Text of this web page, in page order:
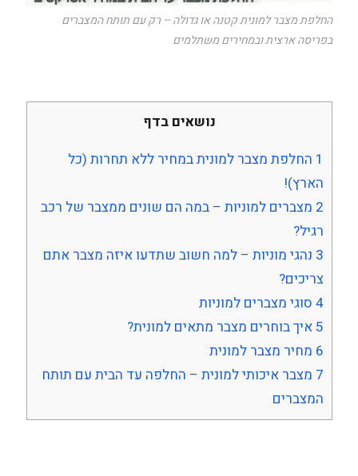
החלפת מצבר למונית קטנה או גדולה – רק עם תותח המצברים
בפריסה ארצית ובמחירים משתלמים
נושאים בדף
1 החלפת מצבר למונית במחיר ללא תחרות (כל
הארץ)!
2 מצברים למוניות – במה הם שונים ממצבר של רכב
רגיל?
3 נהגי מוניות – למה חשוב שתדעו איזה מצבר אתם
צריכים?
4 סוגי מצברים למוניות
5 איך בוחרים מצבר מתאים למונית?
6 מחיר מצבר למונית
7 מצבר איכותי למונית – החלפה עד הבית עם תותח
המצברים